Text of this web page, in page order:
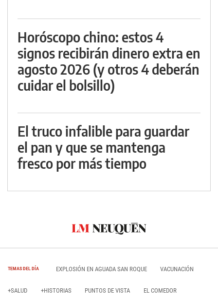
Horóscopo chino: estos 4
signos recibirán dinero extra en
agosto 2026 (y otros 4 deberán
cuidar el bolsillo)
El truco infalible para guardar
el pan y que se mantenga
fresco por más tiempo
TEMAS DEL DÍA EXPLOSIÓN EN AGUADA SAN ROQUE VACUNACIÓN
+SALUD +HISTORIAS PUNTOS DE VISTA EL COMEDOR